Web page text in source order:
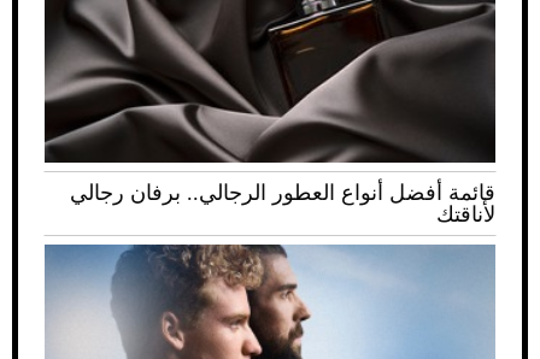
قائمة أفضل أنواع العطور الرجالي.. برفان رجالي
لأناقتك